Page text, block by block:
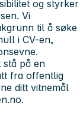
og styrker
Vi
til å søke
i CV-en,
på en
fra offentlig
ditt vitnemål